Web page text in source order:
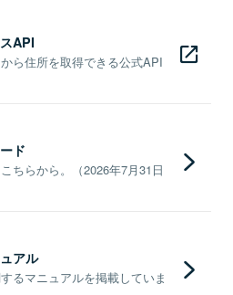
API
ら住所を取得できる公式API
ド
ちらから。（2026年7月31日
アル
るマニュアルを掲載していま